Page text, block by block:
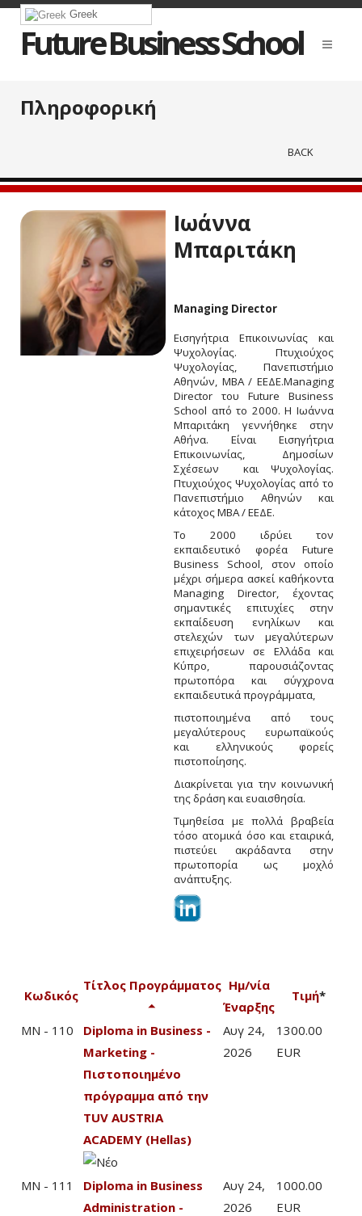
Greek
Future Business School
Πληροφορική
BACK
Ιωάννα
Μπαριτάκη
Managing Director
Εισηγήτρια Επικοινωνίας και
Ψυχολογίας. Πτυχιούχος
Ψυχολογίας, Πανεπιστήμιο
Αθηνών, MBA / ΕΕΔΕ.Managing
Director του Future Business
School από το 2000. Η Ιωάννα
Μπαριτάκη γεννήθηκε στην
Αθήνα. Είναι Εισηγήτρια
Επικοινωνίας, Δημοσίων
Σχέσεων και Ψυχολογίας.
Πτυχιούχος Ψυχολογίας από το
Πανεπιστήμιο Αθηνών και
κάτοχος MBA / ΕΕΔΕ.
Το 2000 ιδρύει τον
εκπαιδευτικό φορέα Future
Business School, στον οποίο
μέχρι σήμερα ασκεί καθήκοντα
Managing Director, έχοντας
σημαντικές επιτυχίες στην
εκπαίδευση ενηλίκων και
στελεχών των μεγαλύτερων
επιχειρήσεων σε Ελλάδα και
Κύπρο, παρουσιάζοντας
πρωτοπόρα και σύγχρονα
εκπαιδευτικά προγράμματα,
πιστοποιημένα από τους
μεγαλύτερους ευρωπαϊκούς
και ελληνικούς φορείς
πιστοποίησης.
Διακρίνεται για την κοινωνική
της δράση και ευαισθησία.
Τιμηθείσα με πολλά βραβεία
τόσο ατομικά όσο και εταιρικά,
πιστεύει ακράδαντα στην
πρωτοπορία ως μοχλό
ανάπτυξης.
Κωδικός
Τίτλος Προγράμματος Ημ/νία
Έναρξης
Τιμή*
MN - 110
Diploma in Business -
Marketing -
Πιστοποιημένο
πρόγραμμα από την
TUV AUSTRIA
ACADEMY (Hellas)
Αυγ 24,
2026
1300.00
EUR
MN - 111
Diploma in Business
Administration -
Αυγ 24,
2026
1000.00
EUR